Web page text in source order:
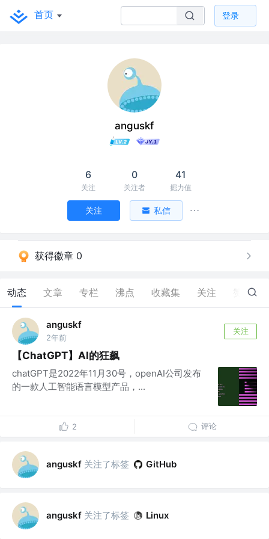
首页 登录
anguskf
6
关注
0
关注者
41
掘力值
关注 私信
获得徽章 0
动态 文章 专栏 沸点 收藏集 关注 0
anguskf
2年前
关注
【ChatGPT】AI的狂飙
chatGPT是2022年11月30号，openAI公司发布
的一款人工智能语言模型产品，...
2 评论
anguskf 关注了标签 GitHub
anguskf 关注了标签 Linux